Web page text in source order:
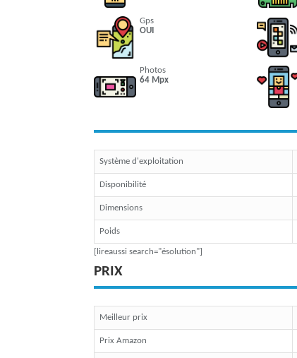
Gps
OUI
Photos
64 Mpx
Système d'exploitation
Disponibilité
Dimensions
Poids
[lireaussi search="ésolution"]
PRIX
Meilleur prix
Prix Amazon